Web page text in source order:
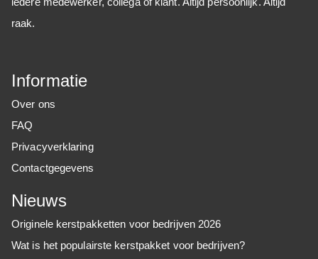
raak.
Informatie
Over ons
FAQ
Privacyverklaring
Contactgegevens
Nieuws
Originele kerstpakketten voor bedrijven 2026
Wat is het populairste kerstpakket voor bedrijven?